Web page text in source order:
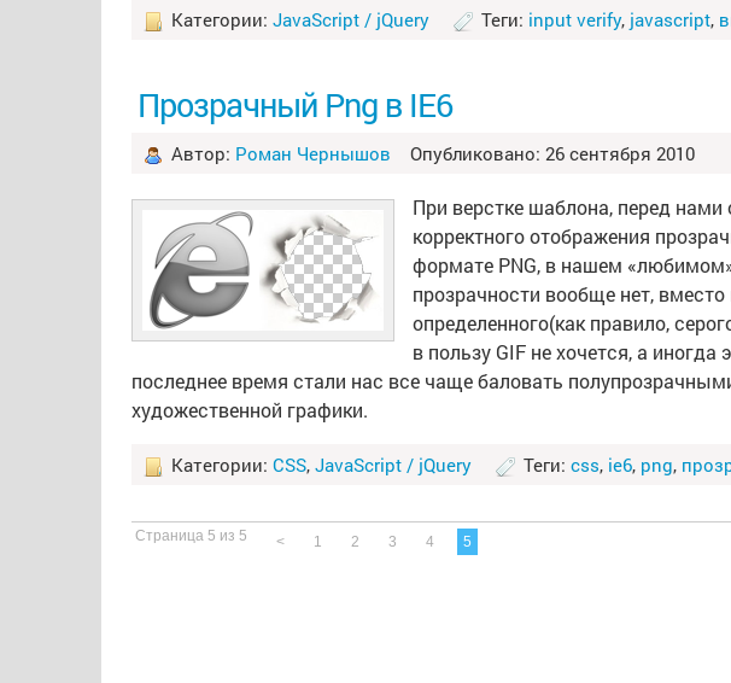
Категории: JavaScript / jQuery Теги: input verify, javascript,
Прозрачный Png в IE6
Автор: Роман Чернышов Опубликовано: 26 сентября 2010
При верстке шаблона, перед нами
корректного отображения
формате PNG, в нашем
прозрачности вообще нет,
определенного(как правило,
в пользу GIF не хочется, а
последнее время стали нас все чаще баловать
художественной графики.
Категории: CSS, JavaScript / jQuery Теги: css, ie6, png,
Страница 5 из 5 < 1 2 3 4 5